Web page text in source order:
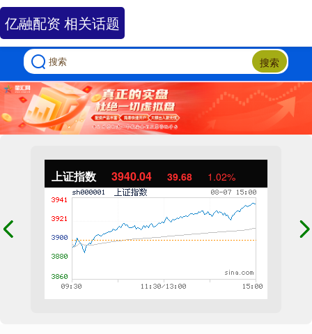
搜索
上证指数 3940.04 39.68 1.02%
亿融配资 相关话题